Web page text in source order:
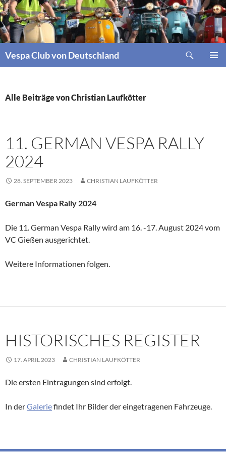
Zum
Inhalt
springen
Vespa Club von Deutschland
Alle Beiträge von Christian Laufkötter
11. GERMAN VESPA RALLY
2024
28. SEPTEMBER 2023 CHRISTIAN LAUFKÖTTER
German Vespa Rally 2024
Die 11. German Vespa Rally wird am 16. -17. August 2024 vom
VC Gießen ausgerichtet.
Weitere Informationen folgen.
HISTORISCHES REGISTER
17. APRIL 2023 CHRISTIAN LAUFKÖTTER
Die ersten Eintragungen sind erfolgt.
In derGaleriefindet Ihr Bilder der eingetragenen Fahrzeuge.